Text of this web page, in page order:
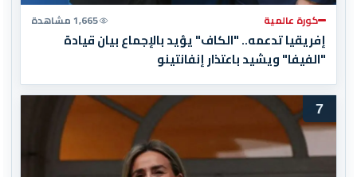
كورة عالمية 1,665 مشاهدة
إفريقيا تدعمه.. "الكاف" يؤيد بالإجماع بيان قيادة
"الفيفا" ويشيد باعتذار إنفانتينو
7